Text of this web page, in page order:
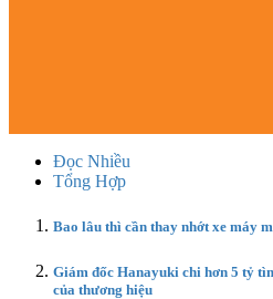
Đọc Nhiều
Tổng Hợp
Bao lâu thì cần thay nhớt xe máy
Giám đốc Hanayuki chi hơn 5 tỷ
của thương hiệu